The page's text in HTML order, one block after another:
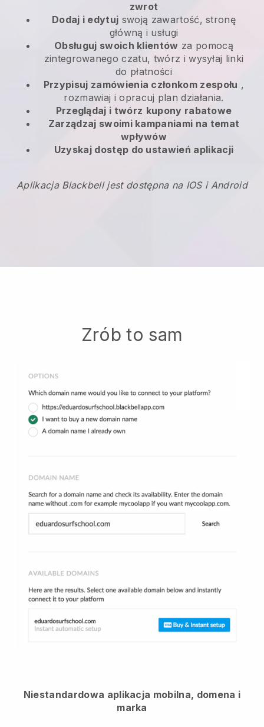
zwrot
Dodaj i edytuj swoją zawartość, stronę
główną i usługi
Obsługuj swoich klientów za pomocą
zintegrowanego czatu, twórz i wysyłaj linki
do płatności
Przypisuj zamówienia członkom zespołu ,
rozmawiaj i opracuj plan działania.
Przeglądaj i twórz kupony rabatowe
Zarządzaj swoimi kampaniami na temat
wpływów
Uzyskaj dostęp do ustawień aplikacji
Aplikacja Blackbell jest dostępna na IOS i Android
Zrób to sam
Niestandardowa aplikacja mobilna, domena i
marka